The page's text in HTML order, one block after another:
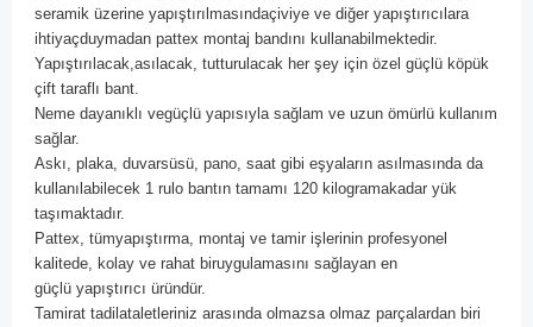
seramik üzerine yapıştırılmasındaçiviye ve diğer yapıştırıcılara
ihtiyaçduymadan pattex montaj bandını kullanabilmektedir.
Yapıştırılacak,asılacak, tutturulacak her şey için özel güçlü köpük
çift taraflı bant.
Neme dayanıklı vegüçlü yapısıyla sağlam ve uzun ömürlü kullanım
sağlar.
Askı, plaka, duvarsüsü, pano, saat gibi eşyaların asılmasında da
kullanılabilecek 1 rulo bantın tamamı 120 kilogramakadar yük
taşımaktadır.
Pattex, tümyapıştırma, montaj ve tamir işlerinin profesyonel
kalitede, kolay ve rahat biruygulamasını sağlayan en
güçlü yapıştırıcı üründür.
Tamirat tadilataletleriniz arasında olmazsa olmaz parçalardan biri